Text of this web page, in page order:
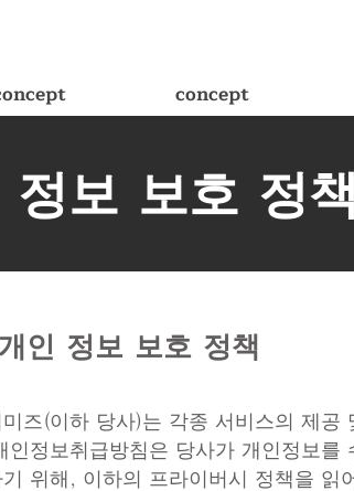
concept
정보 보호 정책
개인 정보 보호 정책
즈(이하 당사)는 각종 서비스의 제공
정보취급방침은 당사가 개인정보를
위해, 이하의 프라이버시 정책을 읽